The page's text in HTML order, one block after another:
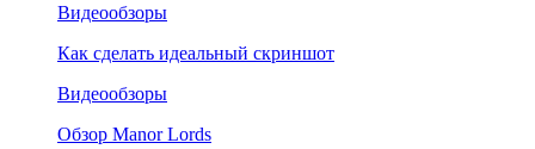
Видеообзоры
Как сделать идеальный скриншот
Видеообзоры
Обзор Manor Lords